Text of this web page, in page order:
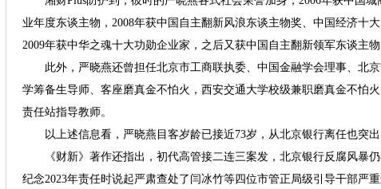
业年度东谈主物，2008年获中国自主翻新风浪东谈主物奖、中国经济十
2009年获中华之魂十大功勋企业家，之后又获中国自主翻新领军东谈主
此外，严晓燕还曾担任北京市工商联执委、中国金融学会理事、北
学筹备生导师、客座磨真金不怕火，西安交通大学校级兼职磨真金不怕
责任站指导教师。
以上述信息看，严晓燕目客岁龄已接近73岁，从北京银行离任也突出
《财新》著作还指出，初代高管接二连三案发，北京银行反腐风暴仍
纪念2023年责任时说起严肃查处了闫冰竹等四位市管正局级引导干部严